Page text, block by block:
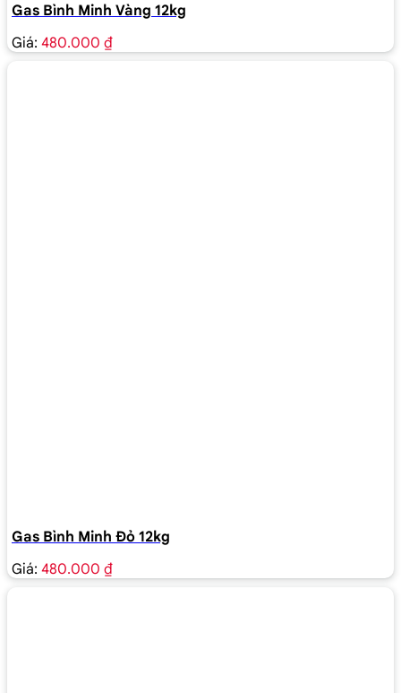
Gas Bình Minh Vàng 12kg
Giá: 480.000 ₫
Gas Bình Minh Đỏ 12kg
Giá: 480.000 ₫